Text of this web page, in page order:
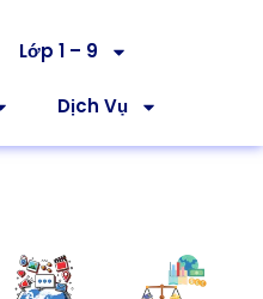
Lớp 1 – 9
Dịch Vụ